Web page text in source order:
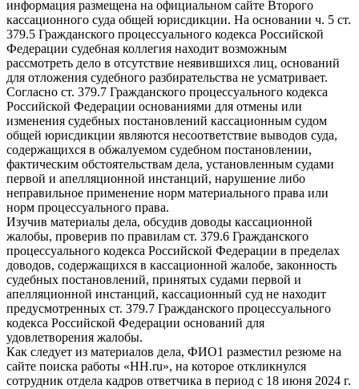
информация размещена на официальном сайте Второго
кассационного суда общей юрисдикции. На основании ч. 5 ст.
379.5 Гражданского процессуального кодекса Российской
Федерации судебная коллегия находит возможным
рассмотреть дело в отсутствие неявившихся лиц, оснований
для отложения судебного разбирательства не усматривает.
Согласно ст. 379.7 Гражданского процессуального кодекса
Российской Федерации основаниями для отмены или
изменения судебных постановлений кассационным судом
общей юрисдикции являются несоответствие выводов суда,
содержащихся в обжалуемом судебном постановлении,
фактическим обстоятельствам дела, установленным судами
первой и апелляционной инстанций, нарушение либо
неправильное применение норм материального права или
норм процессуального права.
Изучив материалы дела, обсудив доводы кассационной
жалобы, проверив по правилам ст. 379.6 Гражданского
процессуального кодекса Российской Федерации в пределах
доводов, содержащихся в кассационной жалобе, законность
судебных постановлений, принятых судами первой и
апелляционной инстанций, кассационный суд не находит
предусмотренных ст. 379.7 Гражданского процессуального
кодекса Российской Федерации оснований для
удовлетворения жалобы.
Как следует из материалов дела, ФИО1 разместил резюме на
сайте поиска работы «HH.ru», на которое откликнулся
сотрудник отдела кадров ответчика в период с 18 июня 2024 г.